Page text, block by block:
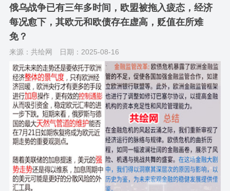
俄乌战争已有三年多时间，欧盟被拖入疲态，经济
每况愈下，其欧元和欧债存在虚高，贬值在所难
免？
来源：共绘网 日期：2025-08-16